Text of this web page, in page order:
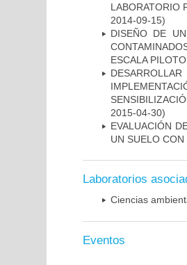
LABORATORIO
2014-09-15)
DISEÑO DE
ESCALA PILOTO
2015-04-30)
EVALUACIÓN
UN SUELO CON
Laboratorios
Ciencias
Eventos